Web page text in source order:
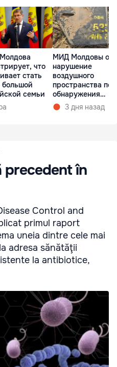
что
стать
большой
семьи
МИД Молдовы
нарушение
воздушного
пространства
обнаружения
обломков дрона
3 дня назад
precedent în
Control and
primul raport
uneia dintre cele mai
adresa sănătăţii
la antibiotice,